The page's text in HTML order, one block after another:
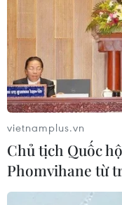
vietnamplus.vn
Chủ tịch Quốc
Phomvihane từ